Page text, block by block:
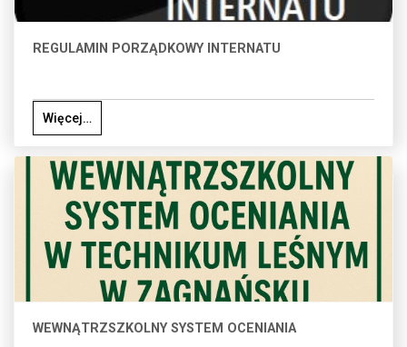
REGULAMIN PORZĄDKOWY INTERNATU
Więcej…
WEWNĄTRZSZKOLNY SYSTEM OCENIANIA